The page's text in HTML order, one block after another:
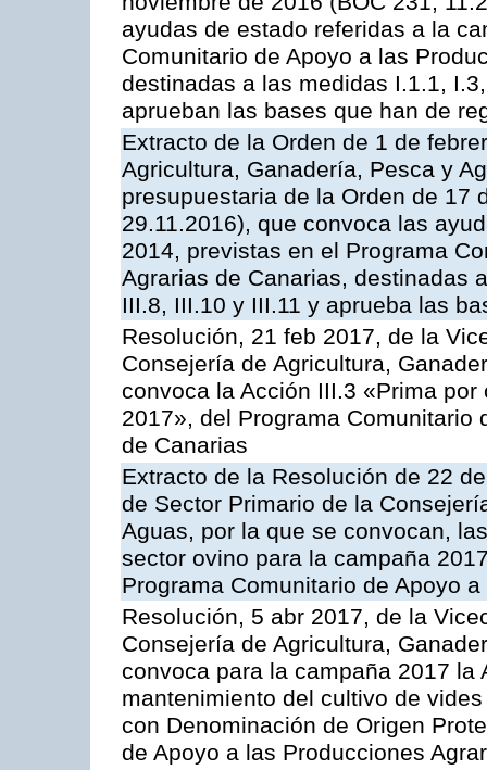
ayudas de estado referidas a la
Comunitario de Apoyo a las
destinadas a las medidas I.1.1,
aprueban las bases que han de
Extracto de la Orden de 1 de
Agricultura, Ganadería, Pesca y
presupuestaria de la Orden de 17
29.11.2016), que convoca las
2014, previstas en el Programa
Agrarias de Canarias, destinadas
III.8, III.10 y III.11 y aprueba las
Resolución, 21 feb 2017, de la
Consejería de Agricultura,
convoca la Acción III.3 «Prima
2017», del Programa Comunitario
de Canarias
Extracto de la Resolución de 22
de Sector Primario de la
Aguas, por la que se convocan,
sector ovino para la campaña
Programa Comunitario de Apoyo
Resolución, 5 abr 2017, de la
Consejería de Agricultura,
convoca para la campaña 2017 la
mantenimiento del cultivo de
con Denominación de Origen
de Apoyo a las Producciones